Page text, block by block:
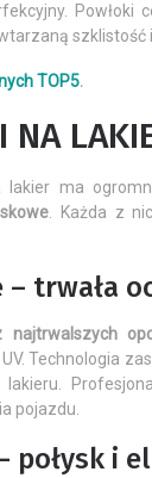
szklistość i
TOP5.
NA
lakier ma
. Każda z
– trwała
Technologia
lakieru.
pojazdu.
połysk i